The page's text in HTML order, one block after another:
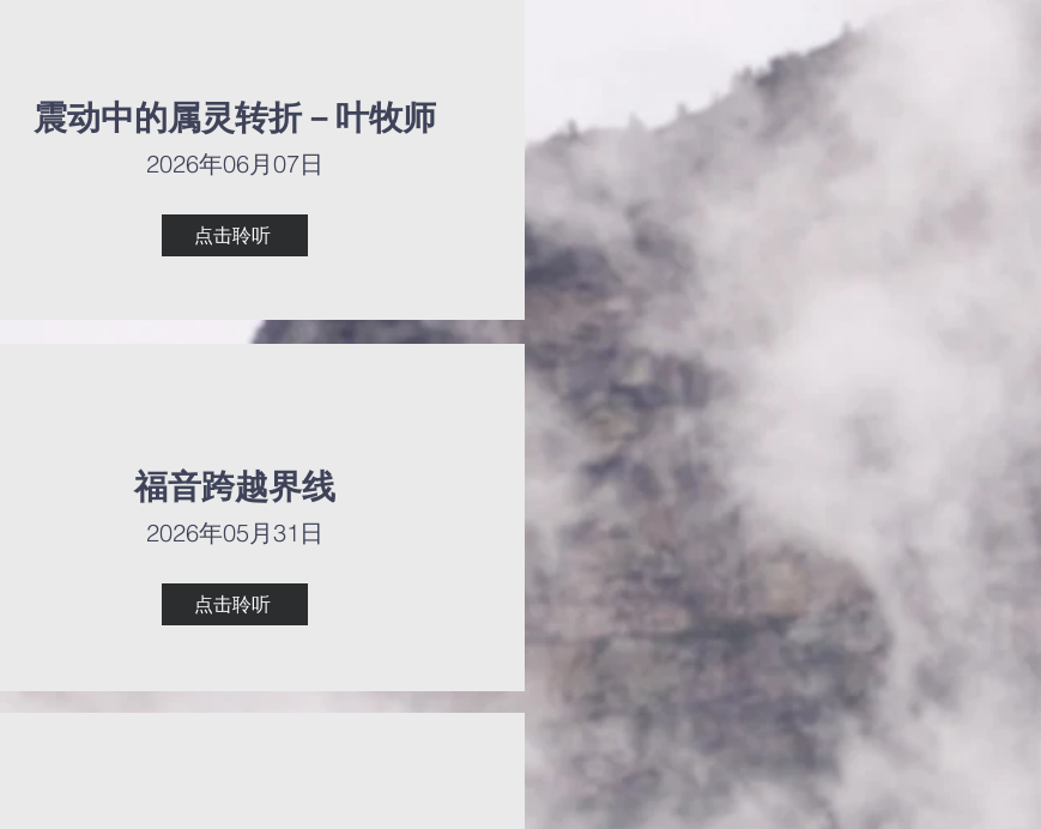
震动中的属灵转折－叶牧师
2026年06月07日
点击聆听
福音跨越界线
2026年05月31日
点击聆听
震动中的属灵转折－叶牧师
2026年06月07日
点击聆听
福音跨越界线
2026年05月31日
点击聆听